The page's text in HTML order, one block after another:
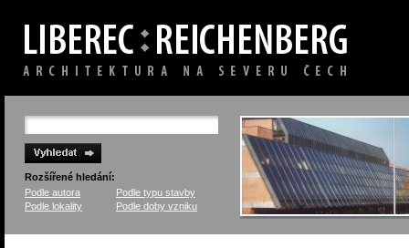
Rozšířené hledání:
Podle autora
Podle typu stavby
Podle lokality
Podle doby vzniku